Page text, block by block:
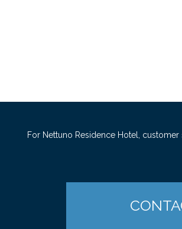
For Nettuno Residence Hotel,